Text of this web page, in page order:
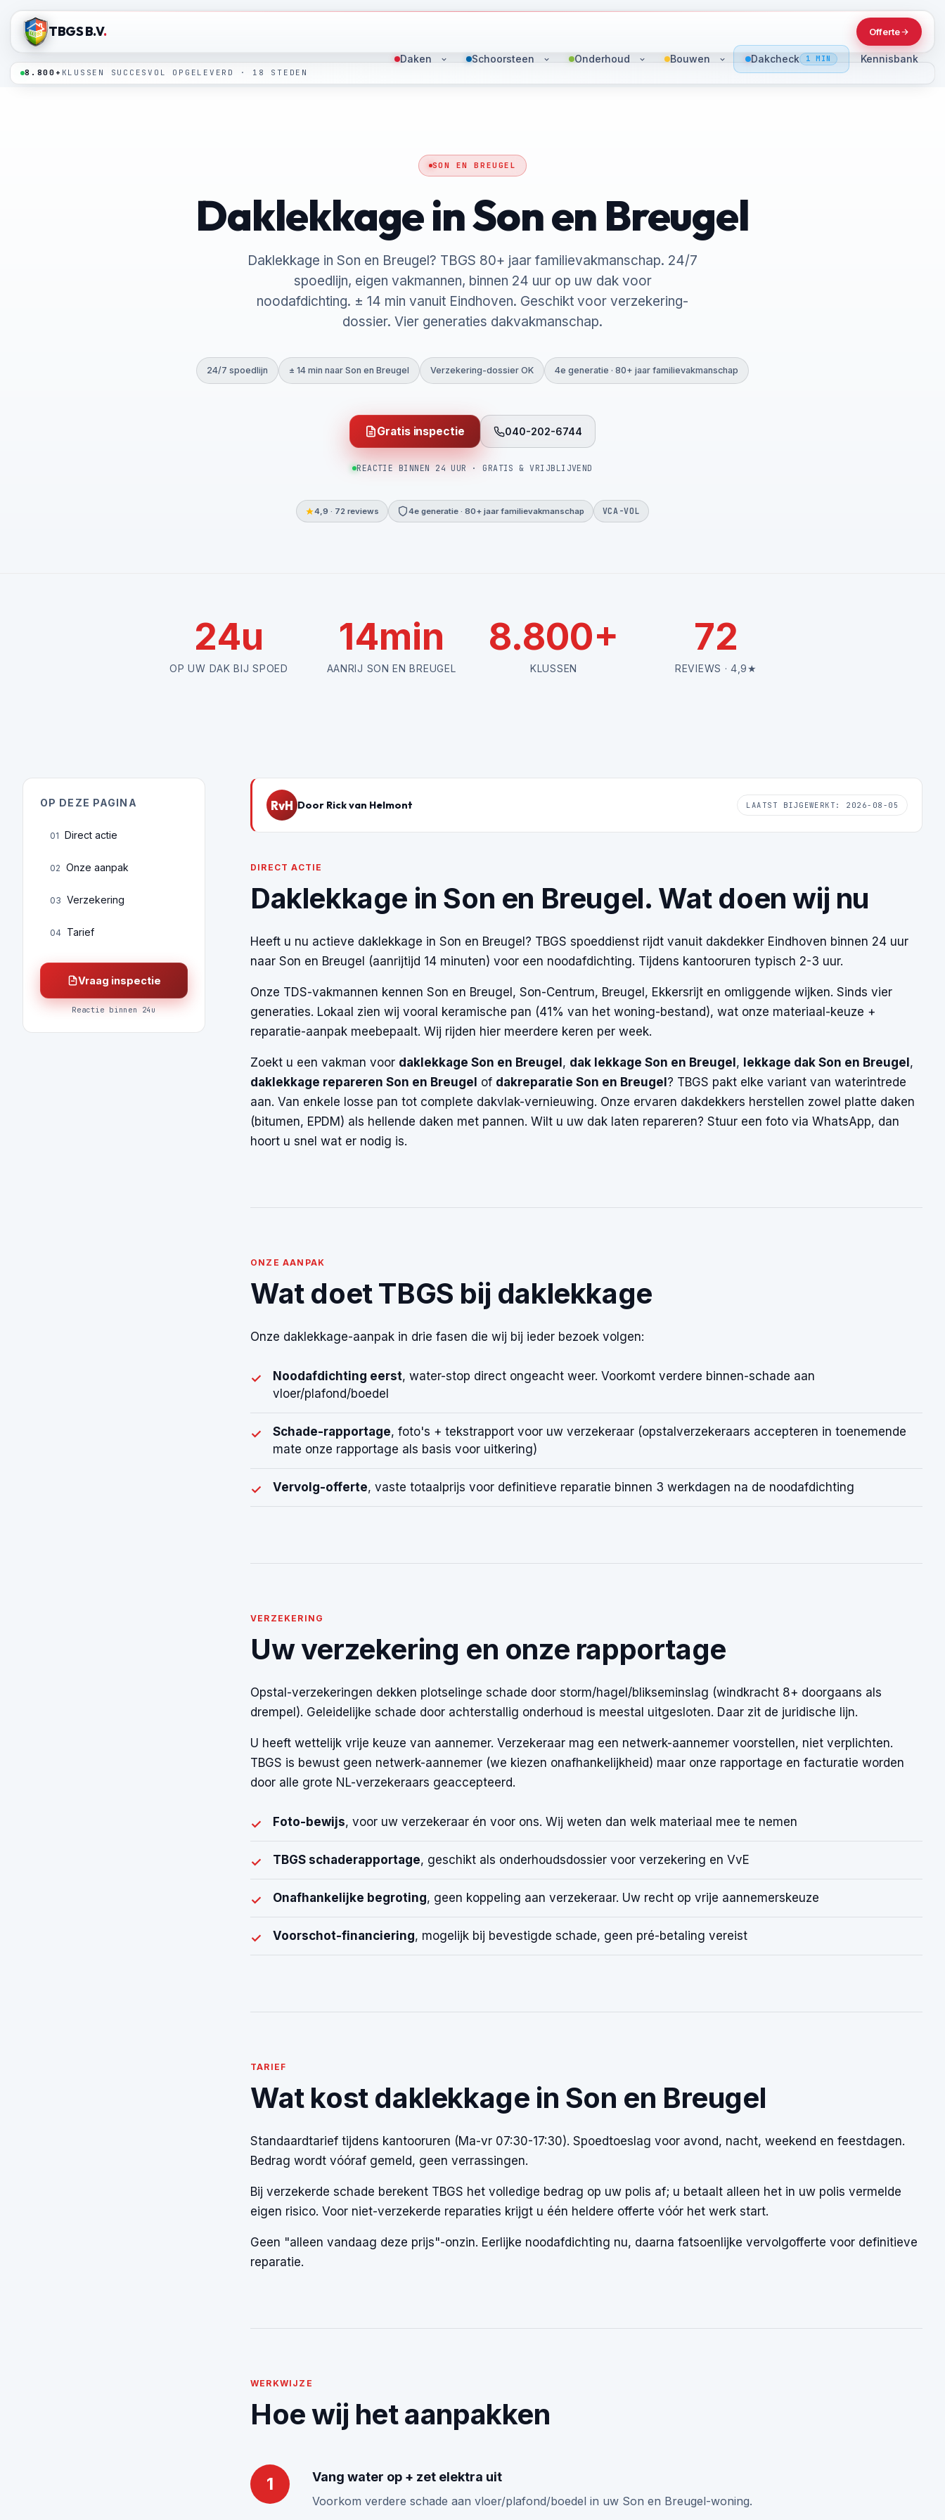
TBGS B.V. Offerte
Daken Schoorsteen Onderhoud Bouwen Dakcheck 1 MIN Kennisbank
8.800+ KLUSSEN SUCCESVOL OPGELEVERD · 18 STEDEN
SON EN BREUGEL
Daklekkage in Son en Breugel
Daklekkage in Son en Breugel? TBGS 80+ jaar familievakmanschap. 24/7
spoedlijn, eigen vakmannen, binnen 24 uur op uw dak voor
noodafdichting. ± 14 min vanuit Eindhoven. Geschikt voor verzekering-
dossier. Vier generaties dakvakmanschap.
24/7 spoedlijn ± 14 min naar Son en Breugel Verzekering-dossier OK 4e generatie · 80+ jaar familievakmanschap
Gratis inspectie 040-202-6744
REACTIE BINNEN 24 UUR · GRATIS & VRIJBLIJVEND
4,9 · 72 reviews 4e generatie · 80+ jaar familievakmanschap VCA-VOL
24u
OP UW DAK BIJ SPOED
14min
AANRIJ SON EN BREUGEL
8.800+
KLUSSEN
72
REVIEWS · 4,9★
OP DEZE PAGINA
01 Direct actie
02 Onze aanpak
03 Verzekering
04 Tarief
Vraag inspectie
Reactie binnen 24u
RvH Door Rick van Helmont LAATST BIJGEWERKT: 2026-08-05
DIRECT ACTIE
Daklekkage in Son en Breugel. Wat doen wij nu
Heeft u nu actieve daklekkage in Son en Breugel? TBGS spoeddienst rijdt vanuit dakdekker Eindhoven binnen 24 uur
naar Son en Breugel (aanrijtijd 14 minuten) voor een noodafdichting. Tijdens kantooruren typisch 2-3 uur.
Onze TDS-vakmannen kennen Son en Breugel, Son-Centrum, Breugel, Ekkersrijt en omliggende wijken. Sinds vier
generaties. Lokaal zien wij vooral keramische pan (41% van het woning-bestand), wat onze materiaal-keuze +
reparatie-aanpak meebepaalt. Wij rijden hier meerdere keren per week.
Zoekt u een vakman voor daklekkage Son en Breugel , dak lekkage Son en Breugel , lekkage dak Son en Breugel ,
daklekkage repareren Son en Breugel of dakreparatie Son en Breugel ? TBGS pakt elke variant van waterintrede
aan. Van enkele losse pan tot complete dakvlak-vernieuwing. Onze ervaren dakdekkers herstellen zowel platte daken
(bitumen, EPDM) als hellende daken met pannen. Wilt u uw dak laten repareren? Stuur een foto via WhatsApp, dan
hoort u snel wat er nodig is.
ONZE AANPAK
Wat doet TBGS bij daklekkage
Onze daklekkage-aanpak in drie fasen die wij bij ieder bezoek volgen:
✓ Noodafdichting eerst, water-stop direct ongeacht weer. Voorkomt verdere binnen-schade aan
vloer/plafond/boedel
✓ Schade-rapportage, foto's + tekstrapport voor uw verzekeraar (opstalverzekeraars accepteren in toenemende
mate onze rapportage als basis voor uitkering)
✓ Vervolg-offerte, vaste totaalprijs voor definitieve reparatie binnen 3 werkdagen na de noodafdichting
VERZEKERING
Uw verzekering en onze rapportage
Opstal-verzekeringen dekken plotselinge schade door storm/hagel/blikseminslag (windkracht 8+ doorgaans als
drempel). Geleidelijke schade door achterstallig onderhoud is meestal uitgesloten. Daar zit de juridische lijn.
U heeft wettelijk vrije keuze van aannemer. Verzekeraar mag een netwerk-aannemer voorstellen, niet verplichten.
TBGS is bewust geen netwerk-aannemer (we kiezen onafhankelijkheid) maar onze rapportage en facturatie worden
door alle grote NL-verzekeraars geaccepteerd.
✓ Foto-bewijs, voor uw verzekeraar én voor ons. Wij weten dan welk materiaal mee te nemen
✓ TBGS schaderapportage, geschikt als onderhoudsdossier voor verzekering en VvE
✓ Onafhankelijke begroting, geen koppeling aan verzekeraar. Uw recht op vrije aannemerskeuze
✓ Voorschot-financiering, mogelijk bij bevestigde schade, geen pré-betaling vereist
TARIEF
Wat kost daklekkage in Son en Breugel
Standaardtarief tijdens kantooruren (Ma-vr 07:30-17:30). Spoedtoeslag voor avond, nacht, weekend en feestdagen.
Bedrag wordt vóóraf gemeld, geen verrassingen.
Bij verzekerde schade berekent TBGS het volledige bedrag op uw polis af; u betaalt alleen het in uw polis vermelde
eigen risico. Voor niet-verzekerde reparaties krijgt u één heldere offerte vóór het werk start.
Geen "alleen vandaag deze prijs"-onzin. Eerlijke noodafdichting nu, daarna fatsoenlijke vervolgofferte voor definitieve
reparatie.
WERKWIJZE
Hoe wij het aanpakken
1 Vang water op + zet elektra uit
Voorkom verdere schade aan vloer/plafond/boedel in uw Son en Breugel-woning.